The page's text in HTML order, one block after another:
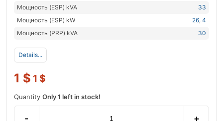
Мощность (ESP) kVA
33
Мощность (ESP) kW
26, 4
Мощность (PRP) kVA
30
Details...
1 $ 1 $
Quantity Only 1 left in stock!
- +